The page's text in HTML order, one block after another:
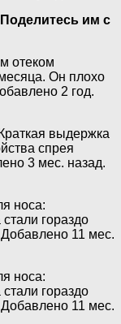
им с
отеком
Он плохо
2 год.
выдержка
спрея
3 мес. назад.
носа:
гораздо
11 мес.
носа:
гораздо
11 мес.